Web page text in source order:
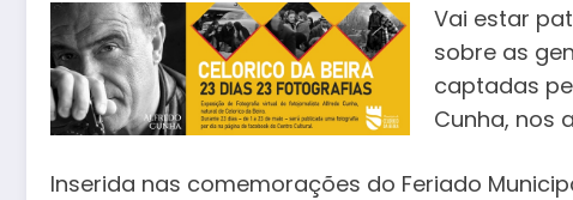
Vai estar
sobre as
captadas
Cunha, nos
Inserida nas comemorações do Feriado